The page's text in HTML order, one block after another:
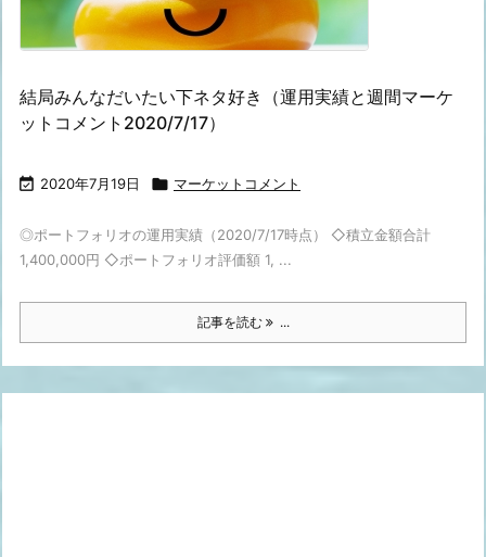
結局みんなだいたい下ネタ好き（運用実績と週間マーケ
ットコメント2020/7/17）
 2020年7月19日  マーケットコメント
◎ポートフォリオの運用実績（2020/7/17時点） ◇積立金額合計
1,400,000円 ◇ポートフォリオ評価額 1, ...
記事を読む ...